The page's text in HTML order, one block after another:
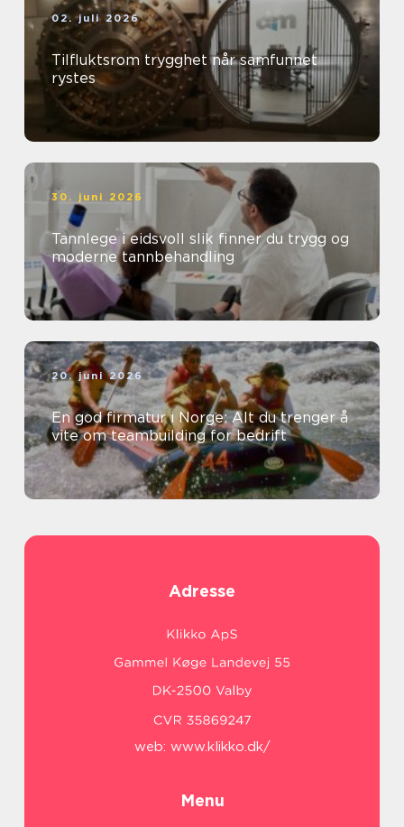
02. juli 2026
Tilfluktsrom trygghet når samfunnet
rystes
30. juni 2026
Tannlege i eidsvoll slik finner du trygg og
moderne tannbehandling
20. juni 2026
En god firmatur i Norge: Alt du trenger å
vite om teambuilding for bedrift
Adresse
web: www.klikko.dk/
Menu